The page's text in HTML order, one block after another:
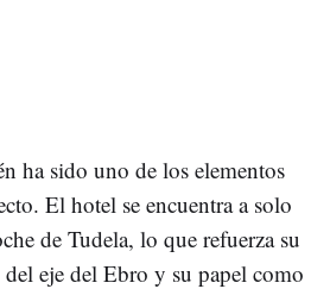
ha sido uno de los elementos
El hotel se encuentra a solo
de Tudela, lo que refuerza su
eje del Ebro y su papel como